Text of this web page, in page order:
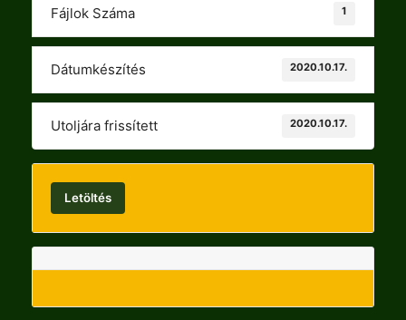
Fájlok Száma 1
Dátumkészítés 2020.10.17.
Utoljára frissített 2020.10.17.
Letöltés